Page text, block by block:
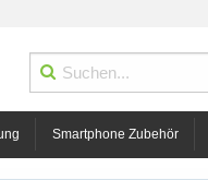
Smartphone Zubehör